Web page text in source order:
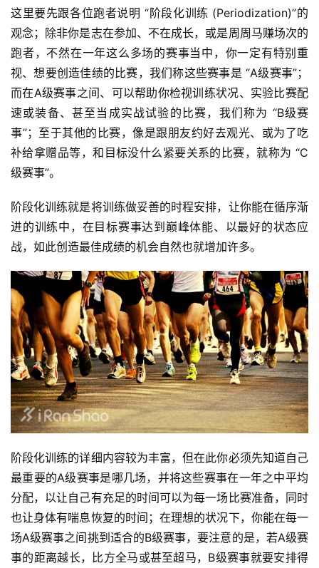
这里要先跟各位跑者说明 “阶段化训练 (Periodization)”的
观念；除非你是志在参加、不在成长，或是周周马赚场次的
跑者，不然在一年这么多场的赛事当中，你一定有特别重
视、想要创造佳绩的比赛，我们称这些赛事是 “A级赛事”；
而在A级赛事之间、可以帮助你检视训练状况、实验比赛配
速或装备、甚至当成实战试验的比赛，我们称为 “B级赛
事”；至于其他的比赛，像是跟朋友约好去观光、或为了吃
补给拿赠品等，和目标没什么紧要关系的比赛，就称为 “C
级赛事”。
阶段化训练就是将训练做妥善的时程安排，让你能在循序渐
进的训练中，在目标赛事达到巅峰体能、以最好的状态应
战，如此创造最佳成绩的机会自然也就增加许多。
阶段化训练的详细内容较为丰富，但在此你必须先知道自己
最重要的A级赛事是哪几场，并将这些赛事在一年之中平均
分配，以让自己有充足的时间可以为每一场比赛准备，同时
也让身体有喘息恢复的时间；在理想的状况下，你能在每一
场A级赛事之间挑到适合的B级赛事，要注意的是，若A级赛
事的距离越长，比方全马或甚至超马，B级赛事就要安排得